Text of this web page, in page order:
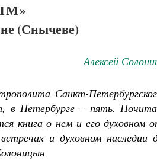
(Снычеве)
Алексей
Санкт-
в Петербурге – пять.
книга о нем и его духовном
и духовном наследии